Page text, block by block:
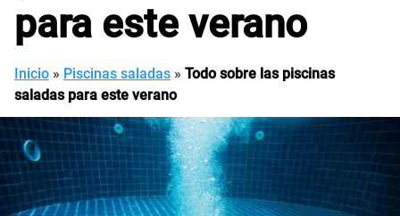
para este verano
Inicio » Piscinas saladas » Todo sobre las piscinas
saladas para este verano